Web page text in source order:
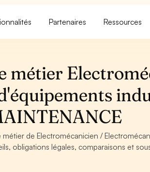
Partenaires Ressources
métier
de Electromécanicien /
obligations légales, comparaisons et